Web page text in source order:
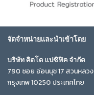
จัดจำหน่ายและนำเข้าโดย
บริษัท คิดโด แปซิฟิค จำกัด
790 ซอย อ่อนนุช 17 สวนหลวง
กรุงเทพ 10250 ประเทศไทย